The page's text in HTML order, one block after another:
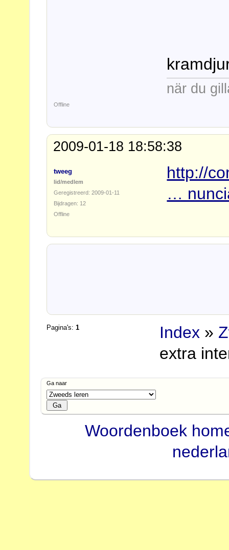
när du
Offline
2009-01-18 18:58:38
tweeg
lid/medlem
Geregistreerd: 2009-01-11
Bijdragen: 12
http://
…
Offline
Pagina's:1 Index »
extra
Ga naar
Woordenboek